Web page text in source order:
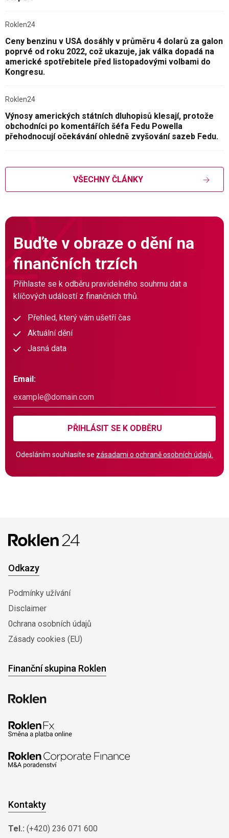
Roklen24
Ceny benzinu v USA dosáhly v průměru 4 dolarů za galon
poprvé od roku 2022, což ukazuje, jak válka dopadá na
americké spotřebitele před listopadovými volbami do
Kongresu.
Roklen24
Výnosy amerických státních dluhopisů klesají, protože
obchodníci po komentářích šéfa Fedu Powella
přehodnocují očekávání ohledně zvyšování sazeb Fedu.
VŠECHNY ČLÁNKY
Buďte v obraze o dění na
finančních trzích
Přihlaste se k odběru pravidelného souhrnu dat a
klíčových událostí z finančních trhů.
Přehled, který vám ušetří čas
Aktuální dění
Jasná data
Email:
PŘIHLÁSIT SE K ODBĚRU
Odesláním souhlasíte se zásadami o ochraně osobních údajů.
Odkazy
Podmínky užívání
Disclaimer
0chrana osobních údajů
Zásady cookies (EU)
Finanční skupina Roklen
Kontakty
Tel.: (+420) 236 071 600